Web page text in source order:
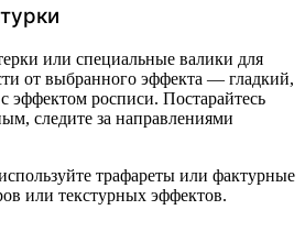
или специальные валики для
от выбранного эффекта — гладкий,
эффектом росписи. Постарайтесь
следите за направлениями
трафареты или фактурные
или текстурных эффектов.